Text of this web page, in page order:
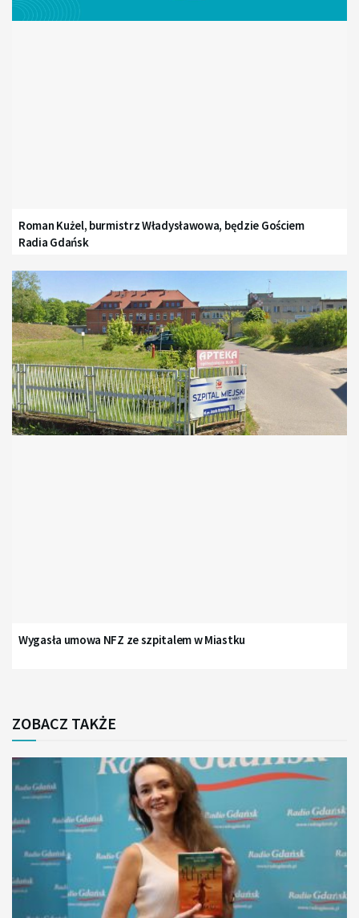
Roman Kużel, burmistrz Władysławowa, będzie Gościem
Radia Gdańsk
Wygasła umowa NFZ ze szpitalem w Miastku
ZOBACZ TAKŻE